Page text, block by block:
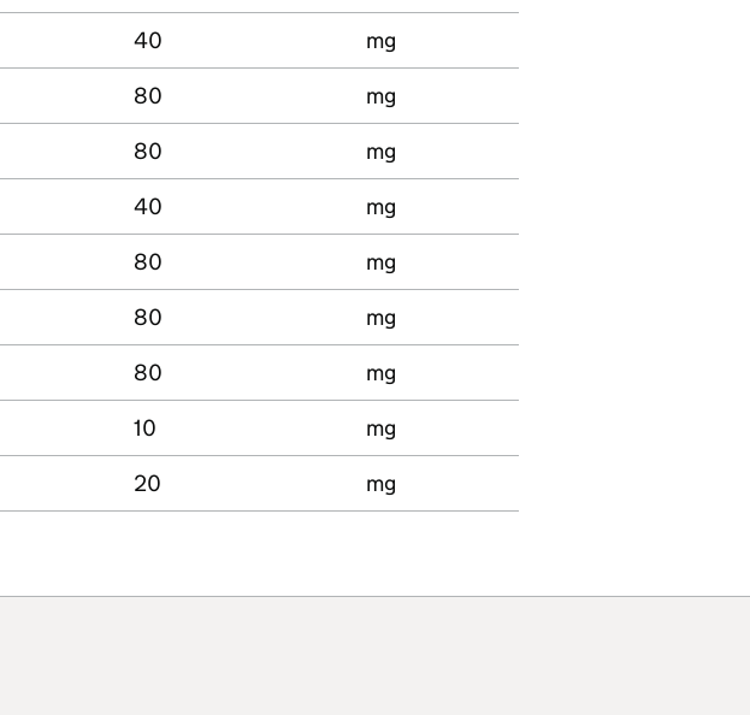
40
mg
80
mg
80
mg
40
mg
80
mg
80
mg
80
mg
10
mg
20 mg